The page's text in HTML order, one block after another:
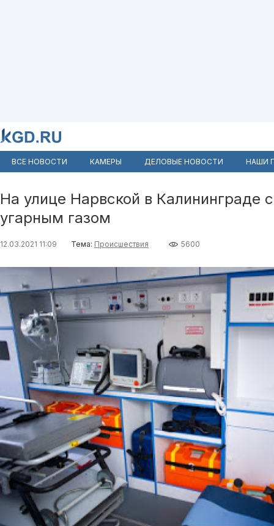
ВСЕ НОВОСТИ КАМЕРЫ ДЕЛОВЫЕ НОВОСТИ НАШИ
На улице Нарвской в Калининграде
угарным газом
12.03.2021 11:09 Тема: Происшествия 5600